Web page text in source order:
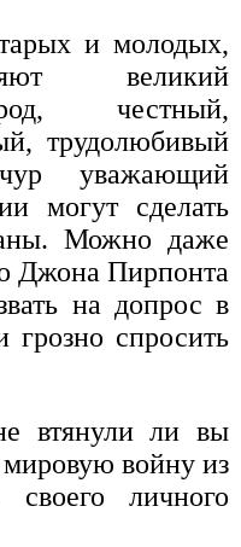
и молодых,
великий
честный,
трудолюбивый
уважающий
могут сделать
Можно даже
Джона Пирпонта
на допрос в
спросить
втянули ли вы
войну из
своего личного